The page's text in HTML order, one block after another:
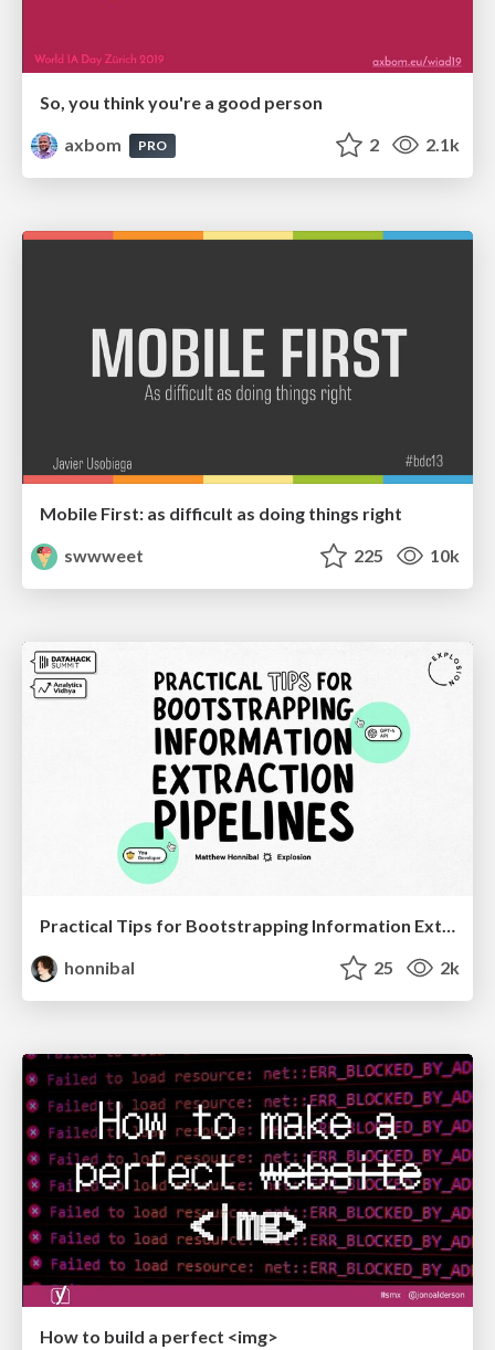
So, you think you're a good person
axbom
PRO 2 2.1k
Mobile First: as difficult as doing things right
swwweet
225 10k
Practical Tips for Bootstrapping Information Extraction Pipelines
honnibal
25 2k
How to build a perfect <img>